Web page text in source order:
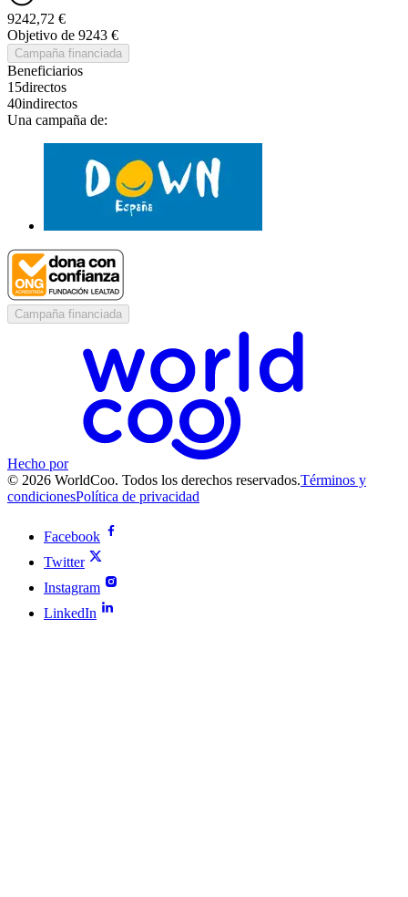
9242,72 €
Objetivo de 9243 €
Campaña financiada
Beneficiarios
15directos
40indirectos
Una campaña de:
Campaña financiada
Hecho por
© 2026 WorldCoo. Todos los derechos reservados.Términos y
condicionesPolítica de privacidad
Facebook
Twitter
Instagram
LinkedIn